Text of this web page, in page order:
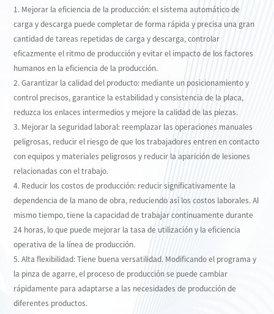
1. Mejorar la eficiencia de la producción: el sistema automático de
carga y descarga puede completar de forma rápida y precisa una gran
cantidad de tareas repetidas de carga y descarga, controlar
eficazmente el ritmo de producción y evitar el impacto de los factores
humanos en la eficiencia de la producción.
2. Garantizar la calidad del producto: mediante un posicionamiento y
control precisos, garantice la estabilidad y consistencia de la placa,
reduzca los enlaces intermedios y mejore la calidad de las piezas.
3. Mejorar la seguridad laboral: reemplazar las operaciones manuales
peligrosas, reducir el riesgo de que los trabajadores entren en contacto
con equipos y materiales peligrosos y reducir la aparición de lesiones
relacionadas con el trabajo.
4. Reducir los costos de producción: reducir significativamente la
dependencia de la mano de obra, reduciendo así los costos laborales. Al
mismo tiempo, tiene la capacidad de trabajar continuamente durante
24 horas, lo que puede mejorar la tasa de utilización y la eficiencia
operativa de la línea de producción.
5. Alta flexibilidad: Tiene buena versatilidad. Modificando el programa y
la pinza de agarre, el proceso de producción se puede cambiar
rápidamente para adaptarse a las necesidades de producción de
diferentes productos.